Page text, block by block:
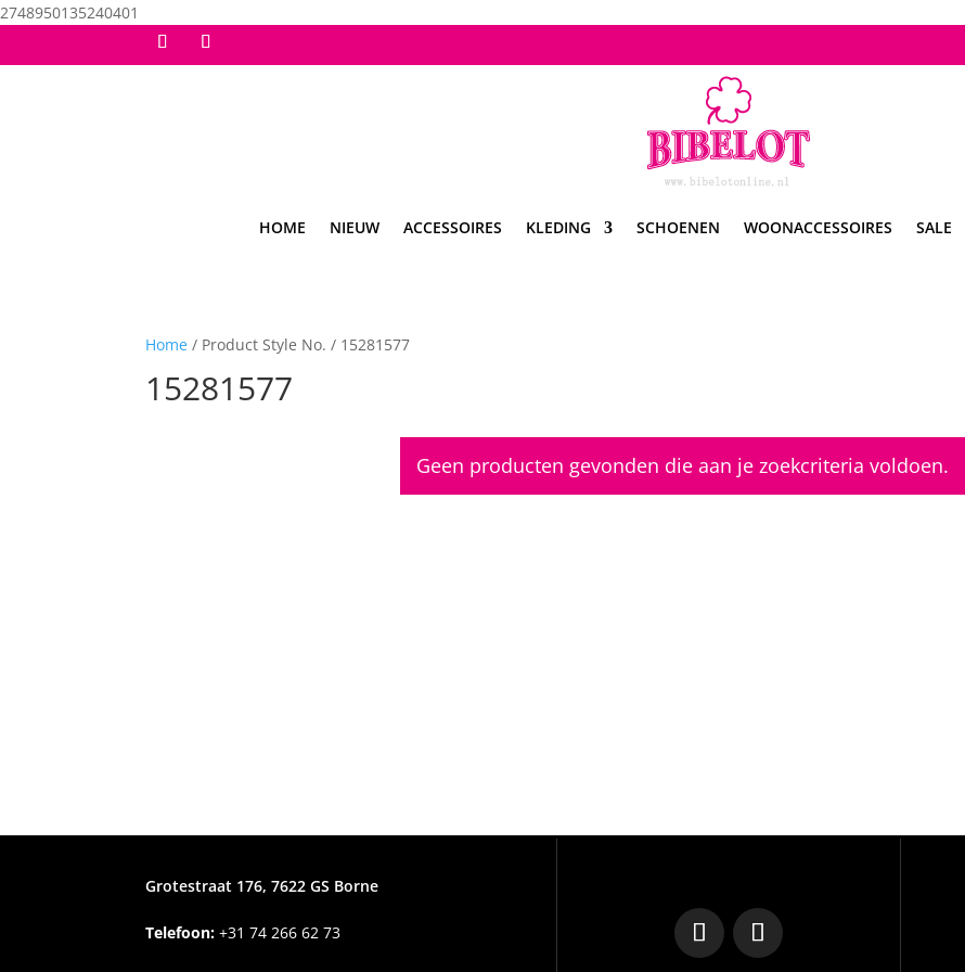
2748950135240401
HOME NIEUW ACCESSOIRES KLEDING SCHOENEN WOONACCESSOIRES SALE
Home / Product Style No. / 15281577
15281577
Geen producten gevonden die aan je zoekcriteria voldoen.
Grotestraat 176, 7622 GS Borne
Telefoon: +3174 266 62 73